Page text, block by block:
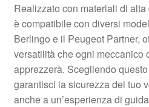
Registratore di cassa
Rimostranza
Spedizione in tutto il mondo
Realizzato con materiali di
è compatibile con diversi
Berlingo e il Peugeot Partner,
versatilità che ogni meccanico
apprezzerà. Scegliendo
garantisci la sicurezza del tuo
anche a un’esperienza di